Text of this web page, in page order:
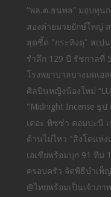
“พล.ต.ธนพล” มอบทุน
สองค่ายมวยยักษ์ใหญ่
สุดซี้ด "กระทิงดุ" สเป
รำลึก 129 ปี รัชกาลที่
โรงพยาบาลบางมดเอ
ศิลปินหญิงน้องใหม่
"Midnight Incense ธู
เดอะ พิซซ่า คอมปะนี เ
ต้านไม่ไหว "สิงโตแห่
เอเชียพร้อมบุก 91 ทีม
ครอบครัว จัดพีธีบำเพ็
@ไทยพร้อมเป็นเจ้าภ